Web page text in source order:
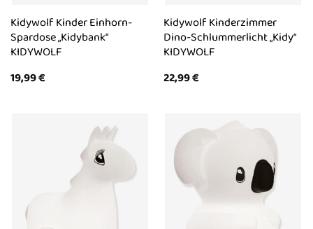
Kidywolf Kinder Einhorn-
Spardose „Kidybank“
KIDYWOLF
19,99€
Kidywolf Kinderzimmer
Dino-Schlummerlicht „Kidy“
KIDYWOLF
22,99€